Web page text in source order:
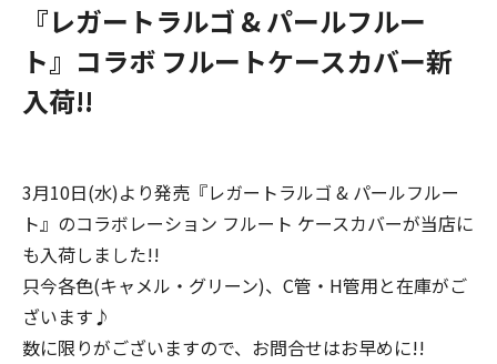
『レガートラルゴ & パールフルー
ト』コラボ フルートケースカバー新
入荷!!
3月10日(水)より発売『レガートラルゴ & パールフルー
ト』のコラボレーション フルート ケースカバーが当店に
も入荷しました!!
只今各色(キャメル・グリーン)、C管・H管用と在庫がご
ざいます♪
数に限りがございますので、お問合せはお早めに!!